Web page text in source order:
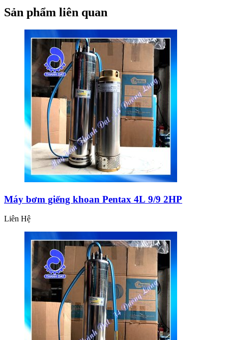
Sản phẩm liên quan
Máy bơm giếng khoan Pentax 4L 9/9 2HP
Liên Hệ